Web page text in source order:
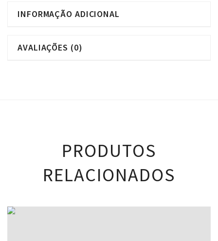
INFORMAÇÃO ADICIONAL
AVALIAÇÕES (0)
PRODUTOS
RELACIONADOS